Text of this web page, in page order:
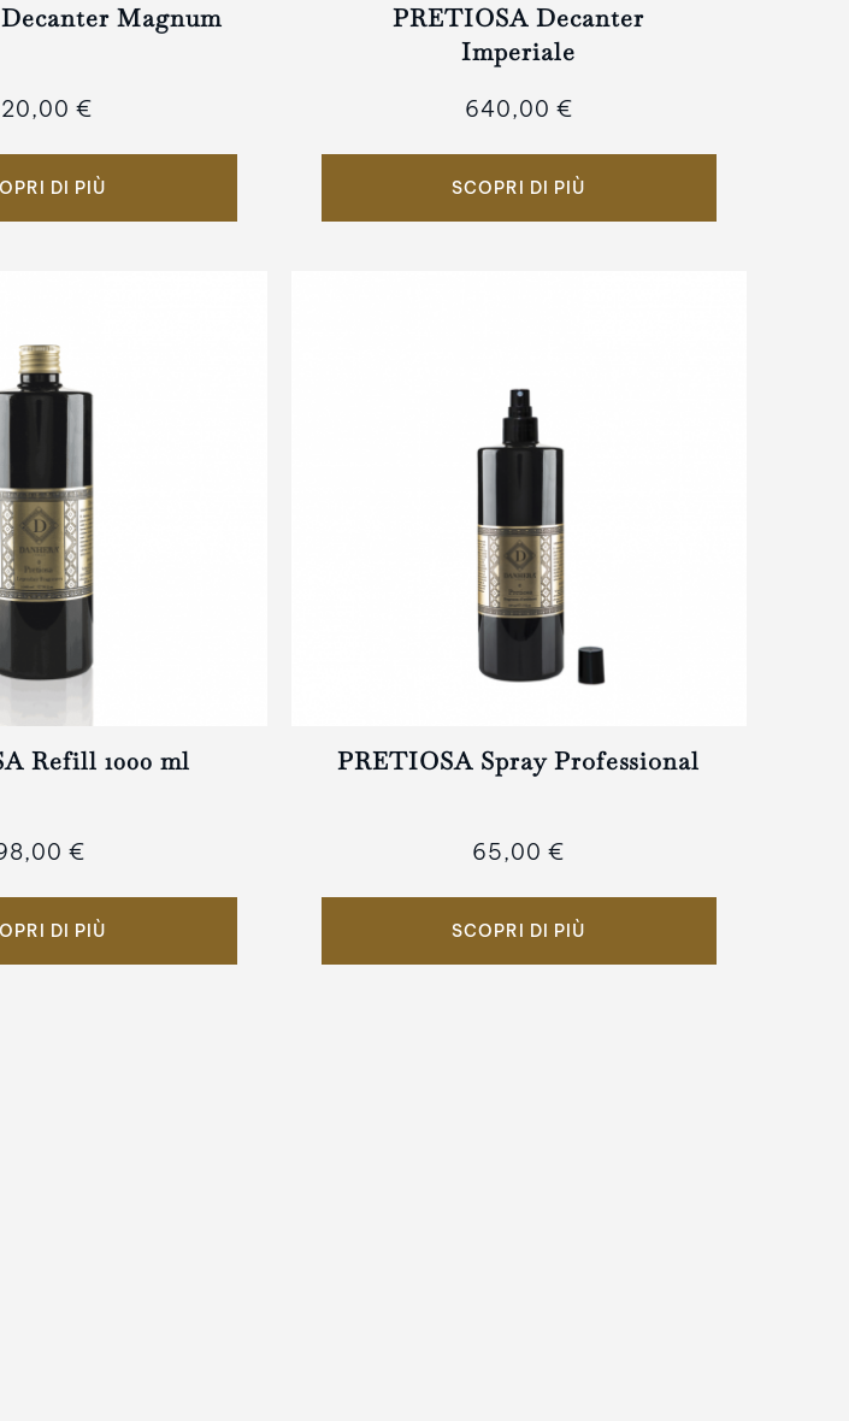
Magnum
€
DI PIÙ
PRETIOSA Decanter
Imperiale
640,00 €
SCOPRI DI PIÙ
Refill 1000 ml
€
DI PIÙ
PRETIOSA Spray Professional
65,00 €
SCOPRI DI PIÙ